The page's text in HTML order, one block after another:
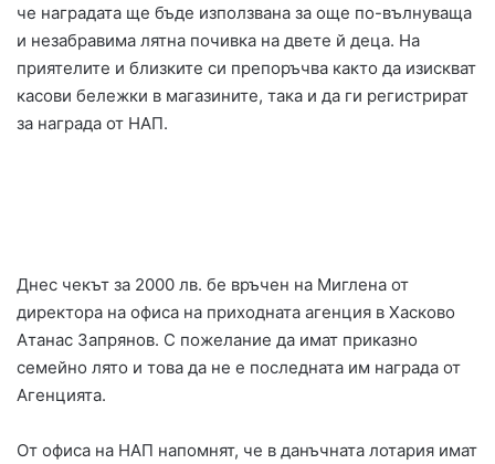
че наградата ще бъде използвана за още по-вълнуваща
и незабравима лятна почивка на двете й деца. На
приятелите и близките си препоръчва както да изискват
касови бележки в магазините, така и да ги регистрират
за награда от НАП.
Днес чекът за 2000 лв. бе връчен на Миглена от
директора на офиса на приходната агенция в Хасково
Атанас Запрянов. С пожелание да имат приказно
семейно лято и това да не е последната им награда от
Агенцията.
От офиса на НАП напомнят, че в данъчната лотария имат